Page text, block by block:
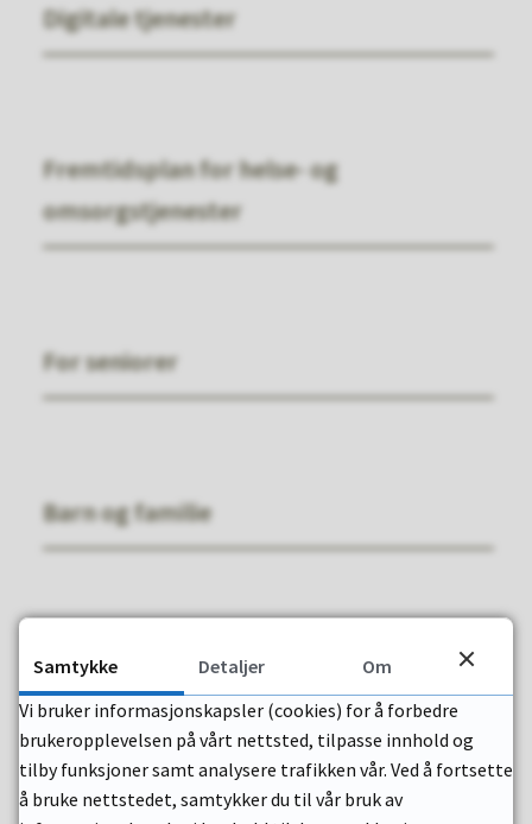
Digitale tjenester
Fremtidsplan for helse- og
omsorgstjenester
For seniorer
Barn og familie
Rus og psykisk helse
Pårørende
Samtykke Detaljer
Om
Vi bruker informasjonskapsler (cookies) for å forbedre
brukeropplevelsen på vårt nettsted, tilpasse innhold og
tilby funksjoner samt analysere trafikken vår. Ved å fortsette
å bruke nettstedet, samtykker du til vår bruk av